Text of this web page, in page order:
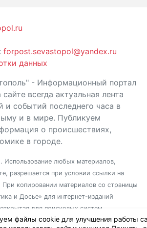
forpost.sevastopol@yandex.ru
данных
- Информационный портал
всегда актуальная лента
и событий последнего часа в
и в мире. Публикуем
о происшествиях,
в городе.
Использование любых материалов,
разрешается при условии ссылки на
копировании материалов со страницы
и Досье» для интернет-изданий
для поисковых систем
от полного или частичного
файлы cookie для улучшения работы